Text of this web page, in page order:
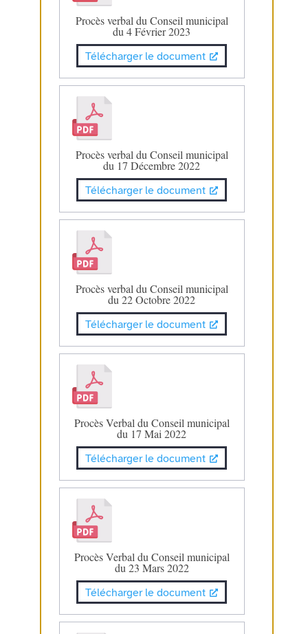
Procès verbal du Conseil municipal
du 4 Février 2023
Télécharger le document
Procès verbal du Conseil municipal
du 17 Décembre 2022
Télécharger le document
Procès verbal du Conseil municipal
du 22 Octobre 2022
Télécharger le document
Procès Verbal du Conseil municipal
du 17 Mai 2022
Télécharger le document
Procès Verbal du Conseil municipal
du 23 Mars 2022
Télécharger le document